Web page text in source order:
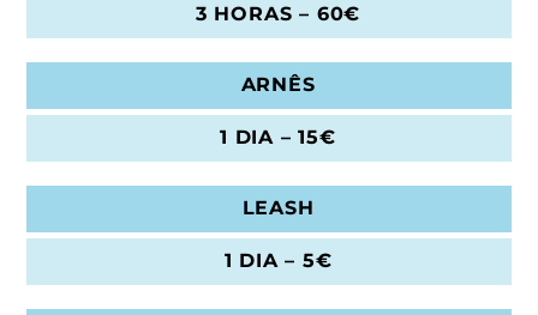
3 HORAS – 60€
ARNÊS
1 DIA – 15€
LEASH
1 DIA – 5€